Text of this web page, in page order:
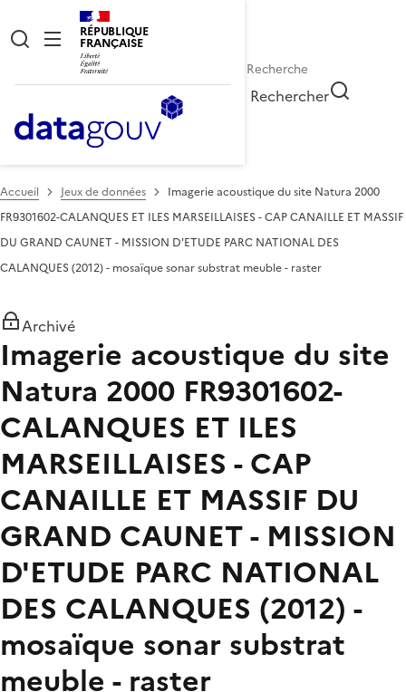
RÉPUBLIQUE
FRANÇAISE
Rechercher
Accueil Jeux de données
Imagerie acoustique du site Natura 2000
FR9301602-CALANQUES ET ILES MARSEILLAISES - CAP CANAILLE ET MASSIF
DU GRAND CAUNET - MISSION D'ETUDE PARC NATIONAL DES
CALANQUES (2012) - mosaïque sonar substrat meuble - raster
Archivé
Imagerie acoustique du site
Natura 2000 FR9301602-
CALANQUES ET ILES
MARSEILLAISES - CAP
CANAILLE ET MASSIF DU
GRAND CAUNET - MISSION
D'ETUDE PARC NATIONAL
DES CALANQUES (2012) -
mosaïque sonar substrat
meuble - raster